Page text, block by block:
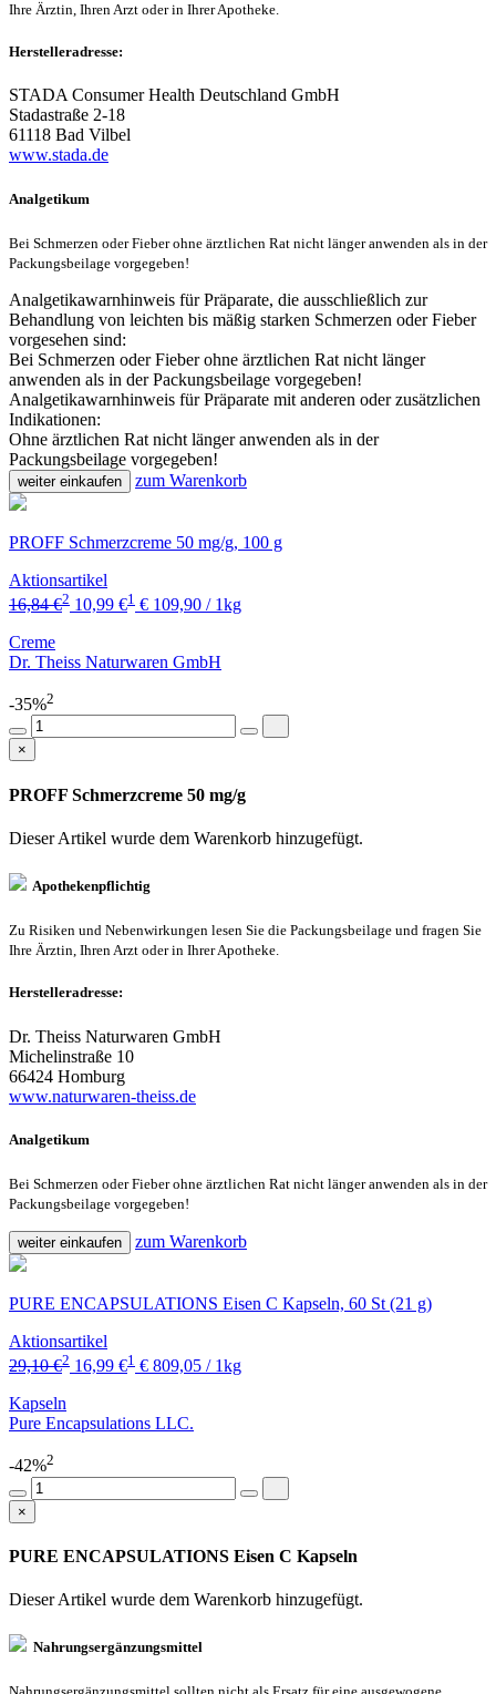
Ihre Ärztin, Ihren Arzt oder in Ihrer Apotheke.
Herstelleradresse:
STADA Consumer Health Deutschland GmbH
Stadastraße 2-18
61118 Bad Vilbel
www.stada.de
Analgetikum
Bei Schmerzen oder Fieber ohne ärztlichen Rat nicht länger anwenden als in der
Packungsbeilage vorgegeben!
Analgetikawarnhinweis für Präparate, die ausschließlich zur
Behandlung von leichten bis mäßig starken Schmerzen oder Fieber
vorgesehen sind:
Bei Schmerzen oder Fieber ohne ärztlichen Rat nicht länger
anwenden als in der Packungsbeilage vorgegeben!
Analgetikawarnhinweis für Präparate mit anderen oder zusätzlichen
Indikationen:
Ohne ärztlichen Rat nicht länger anwenden als in der
Packungsbeilage vorgegeben!
weiter einkaufen zum Warenkorb
PROFF Schmerzcreme 50 mg/g, 100 g
Aktionsartikel
16,84 €2 10,99 €1 € 109,90 / 1kg
Creme
Dr. Theiss Naturwaren GmbH
-35%2
×
PROFF Schmerzcreme 50 mg/g
Dieser Artikel wurde dem Warenkorb hinzugefügt.
Apothekenpflichtig
Zu Risiken und Nebenwirkungen lesen Sie die Packungsbeilage und fragen Sie
Ihre Ärztin, Ihren Arzt oder in Ihrer Apotheke.
Herstelleradresse:
Dr. Theiss Naturwaren GmbH
Michelinstraße 10
66424 Homburg
www.naturwaren-theiss.de
Analgetikum
Bei Schmerzen oder Fieber ohne ärztlichen Rat nicht länger anwenden als in der
Packungsbeilage vorgegeben!
weiter einkaufen zum Warenkorb
PURE ENCAPSULATIONS Eisen C Kapseln, 60 St (21 g)
Aktionsartikel
29,10 €2 16,99 €1 € 809,05 / 1kg
Kapseln
Pure Encapsulations LLC.
-42%2
×
PURE ENCAPSULATIONS Eisen C Kapseln
Dieser Artikel wurde dem Warenkorb hinzugefügt.
Nahrungsergänzungsmittel